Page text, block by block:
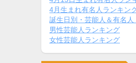
4月生まれ有名人ランキン
誕生日別・芸能人＆有名
男性芸能人ランキング
女性芸能人ランキング